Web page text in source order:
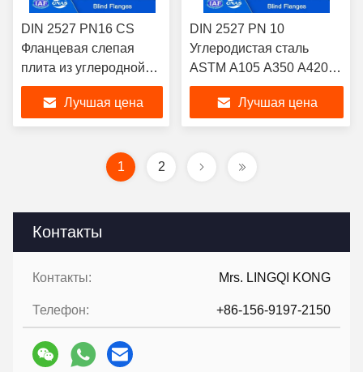
Контакты
Контакты: Mrs. LINGQI KONG
Телефон: +86-156-9197-2150
DIN 2527 PN16 CS
Фланцевая слепая
плита из углеродной
стали / нержавеющей
стали Фланцы DN 10 -
DN 1000 для
трубопроводов
Лучшая цена
DIN 2527 PN 10
Углеродистая сталь
ASTM A105 A350 A420
Слепая плита
фланцевая поднятая
сторона / плоская
Лучшая цена
1 2